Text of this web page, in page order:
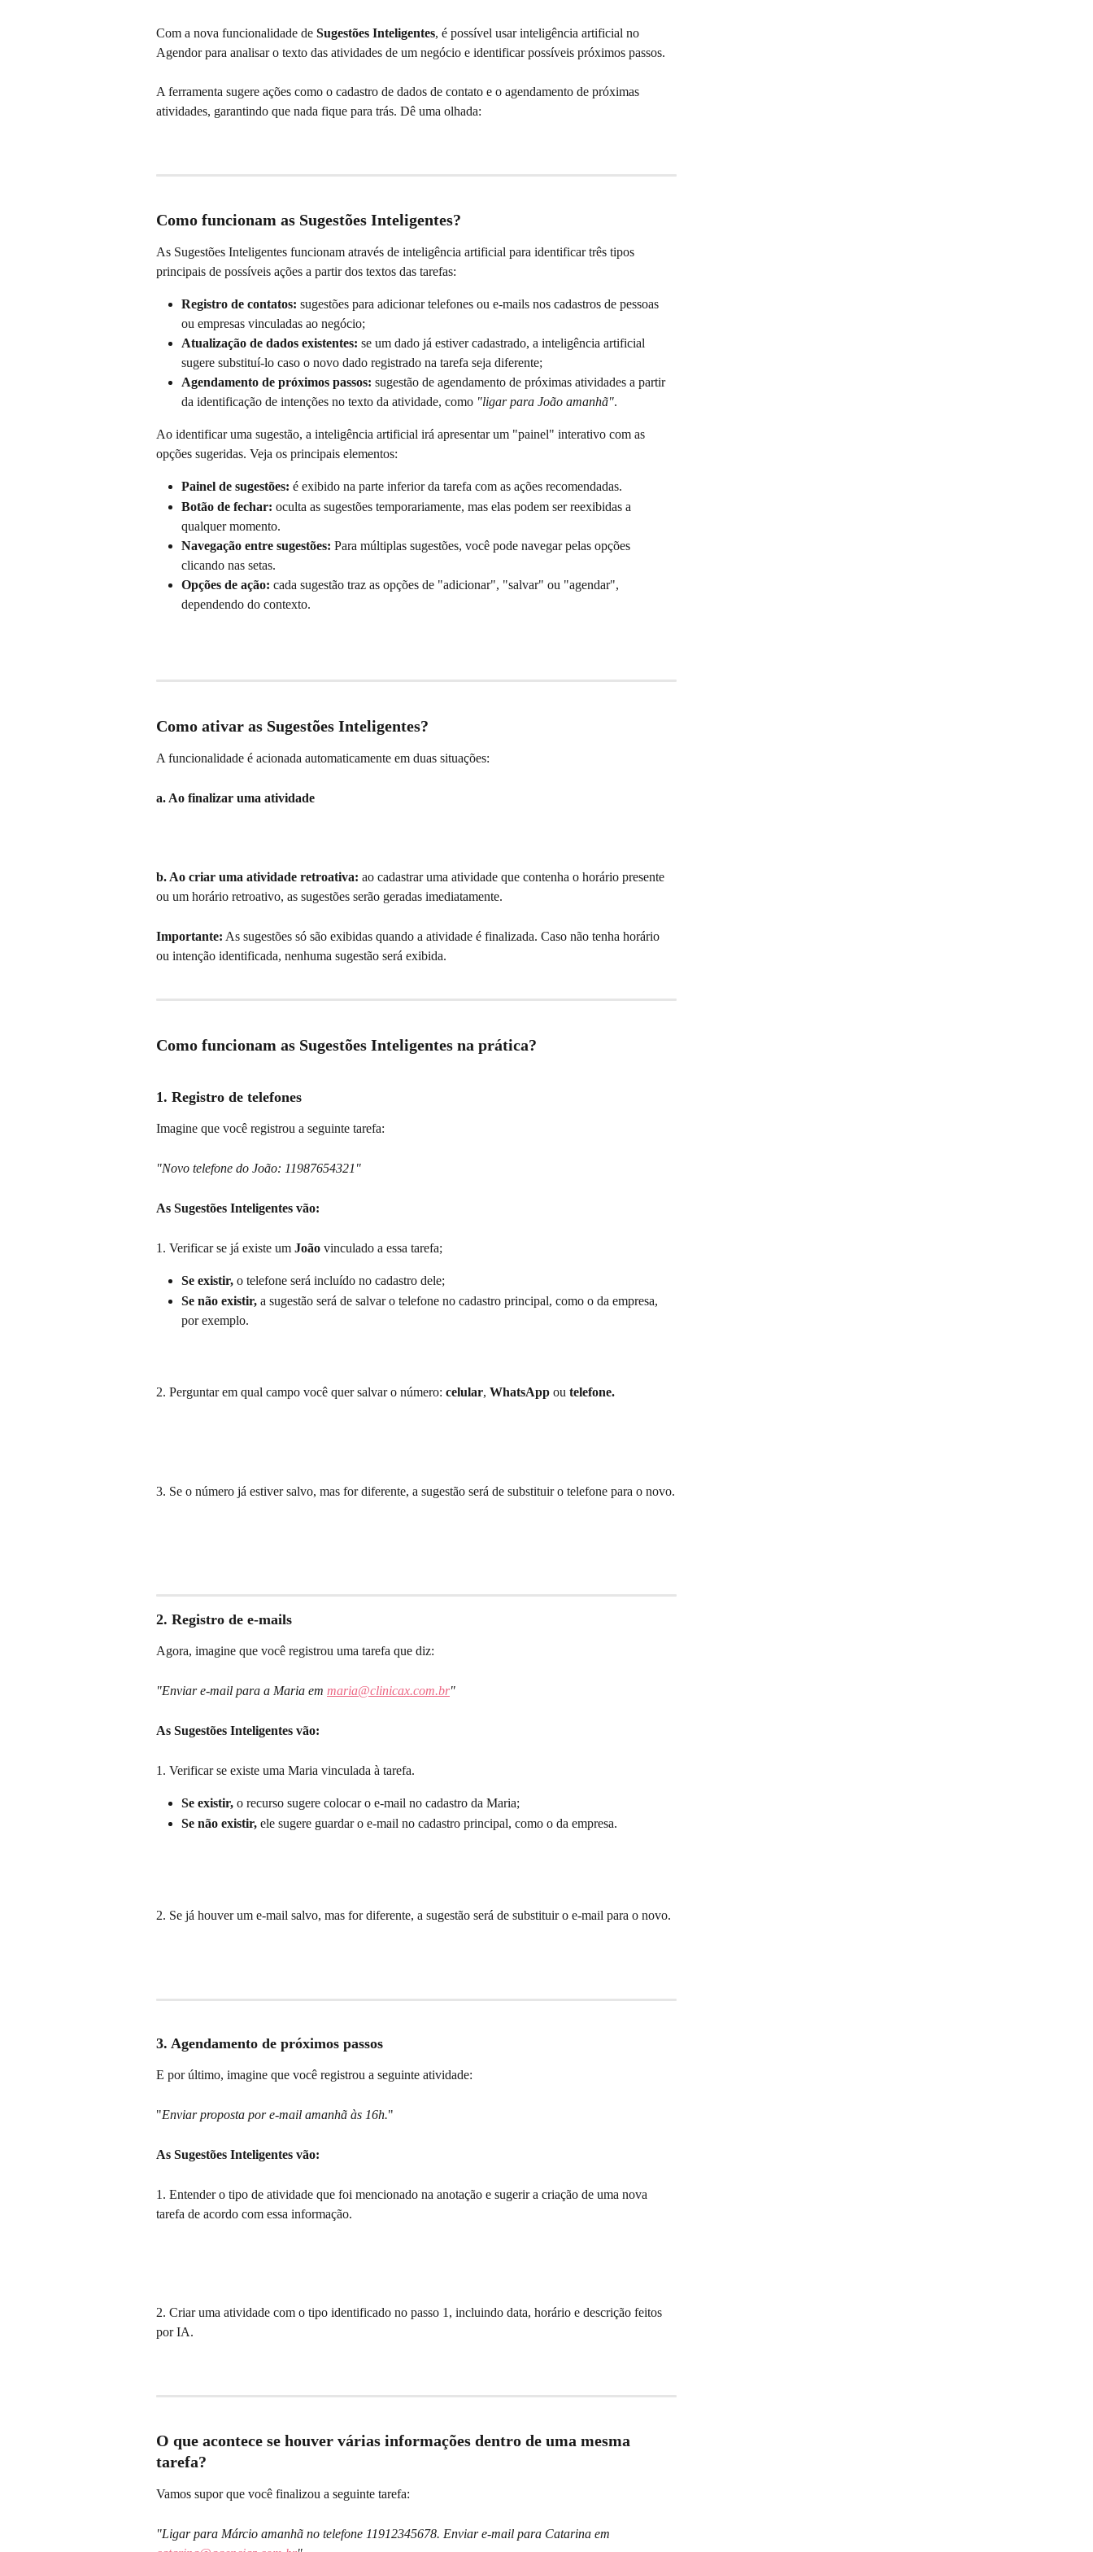
Com a nova funcionalidade de Sugestões Inteligentes, é possível usar inteligência artificial no
Agendor para analisar o texto das atividades de um negócio e identificar possíveis próximos passos.
A ferramenta sugere ações como o cadastro de dados de contato e o agendamento de próximas
atividades, garantindo que nada fique para trás. Dê uma olhada:
Como funcionam as Sugestões Inteligentes?
As Sugestões Inteligentes funcionam através de inteligência artificial para identificar três tipos
principais de possíveis ações a partir dos textos das tarefas:
Registro de contatos: sugestões para adicionar telefones ou e-mails nos cadastros de pessoas
ou empresas vinculadas ao negócio;
Atualização de dados existentes: se um dado já estiver cadastrado, a inteligência artificial
sugere substituí-lo caso o novo dado registrado na tarefa seja diferente;
Agendamento de próximos passos: sugestão de agendamento de próximas atividades a partir
da identificação de intenções no texto da atividade, como "ligar para João amanhã".
Ao identificar uma sugestão, a inteligência artificial irá apresentar um "painel" interativo com as
opções sugeridas. Veja os principais elementos:
Painel de sugestões: é exibido na parte inferior da tarefa com as ações recomendadas.
Botão de fechar: oculta as sugestões temporariamente, mas elas podem ser reexibidas a
qualquer momento.
Navegação entre sugestões: Para múltiplas sugestões, você pode navegar pelas opções
clicando nas setas.
Opções de ação: cada sugestão traz as opções de "adicionar", "salvar" ou "agendar",
dependendo do contexto.
Como ativar as Sugestões Inteligentes?
A funcionalidade é acionada automaticamente em duas situações:
a. Ao finalizar uma atividade
b. Ao criar uma atividade retroativa: ao cadastrar uma atividade que contenha o horário presente
ou um horário retroativo, as sugestões serão geradas imediatamente.
Importante: As sugestões só são exibidas quando a atividade é finalizada. Caso não tenha horário
ou intenção identificada, nenhuma sugestão será exibida.
Como funcionam as Sugestões Inteligentes na prática?
1. Registro de telefones
Imagine que você registrou a seguinte tarefa:
"Novo telefone do João: 11987654321"
As Sugestões Inteligentes vão:
1. Verificar se já existe um João vinculado a essa tarefa;
Se existir, o telefone será incluído no cadastro dele;
Se não existir, a sugestão será de salvar o telefone no cadastro principal, como o da empresa,
por exemplo.
2. Perguntar em qual campo você quer salvar o número: celular, WhatsApp ou telefone.
3. Se o número já estiver salvo, mas for diferente, a sugestão será de substituir o telefone para o novo.
2. Registro de e-mails
Agora, imagine que você registrou uma tarefa que diz:
"Enviar e-mail para a Maria em maria@clinicax.com.br"
As Sugestões Inteligentes vão:
1. Verificar se existe uma Maria vinculada à tarefa.
Se existir, o recurso sugere colocar o e-mail no cadastro da Maria;
Se não existir, ele sugere guardar o e-mail no cadastro principal, como o da empresa.
2. Se já houver um e-mail salvo, mas for diferente, a sugestão será de substituir o e-mail para o novo.
3. Agendamento de próximos passos
E por último, imagine que você registrou a seguinte atividade:
"Enviar proposta por e-mail amanhã às 16h."
As Sugestões Inteligentes vão:
1. Entender o tipo de atividade que foi mencionado na anotação e sugerir a criação de uma nova
tarefa de acordo com essa informação.
2. Criar uma atividade com o tipo identificado no passo 1, incluindo data, horário e descrição feitos
por IA.
O que acontece se houver várias informações dentro de uma mesma
tarefa?
Vamos supor que você finalizou a seguinte tarefa:
"Ligar para Márcio amanhã no telefone 11912345678. Enviar e-mail para Catarina em